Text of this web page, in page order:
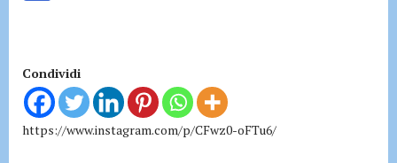
o
n
Condividi
https://www.instagram.com/p/CFwz0-oFTu6/